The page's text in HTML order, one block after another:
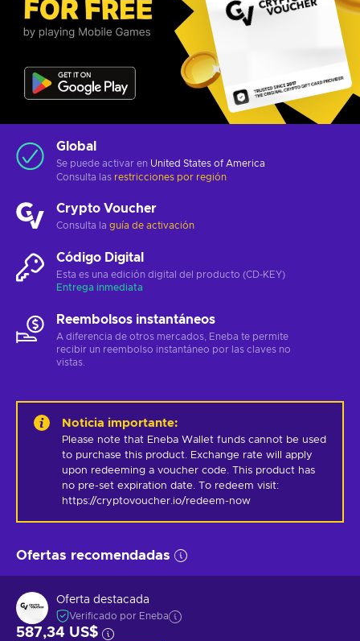
Global
Se puede activar en United States of America
Consulta las restricciones por región
Crypto Voucher
Consulta la guía de activación
Código Digital
Esta es una edición digital del producto (CD-KEY)
Entrega inmediata
Reembolsos instantáneos
A diferencia de otros mercados, Eneba te permite
recibir un reembolso instantáneo por las claves no
vistas.
Noticia importante:
Please note that Eneba Wallet funds cannot be used
to purchase this product. Exchange rate will apply
upon redeeming a voucher code. This product has
no pre-set expiration date. To redeem visit:
https://cryptovoucher.io/redeem-now
Ofertas recomendadas
Oferta destacada
Verificado por Eneba
587,34 US$